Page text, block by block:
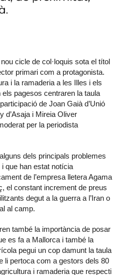
cicle de col·loquis sota el títol
primari com a protagonista.
i la ramaderia a les Illes i els
pagesos centraren la taula
de Joan Gaià d’Unió
d’Asaja i Mireia Oliver
per la periodista
dels principals problemes
que han estat notícia
de l’empresa lletera Agama
el constant increment de preus
degut a la guerra a l’Iran o
al camp.
també la importància de posar
es fa a Mallorca i també la
pegui un cop damunt la taula
li pertoca com a gestors dels 80
i ramaderia que respecti